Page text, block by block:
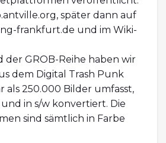
später dann auf
frankfurt.de und im Wiki-
der GROB-Reihe haben wir
dem Digital Trash Punk
als 250.000 Bilder umfasst,
in s/w konvertiert. Die
sind sämtlich in Farbe